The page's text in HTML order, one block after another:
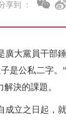
享到 ：
廣大黨員干部
是公私二字。
決的課題。
成立之日起，